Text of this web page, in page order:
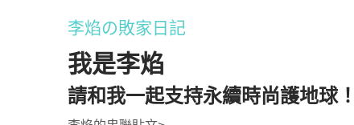
李焰の敗家日記
我是李焰
請和我一起支持永續時尚護地球！